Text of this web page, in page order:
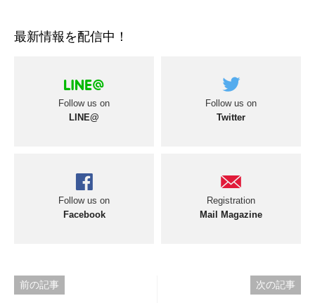
最新情報を配信中！
Follow us on
LINE@
Follow us on
Twitter
Follow us on
Facebook
Registration
Mail Magazine
投
前の記事 次の記事